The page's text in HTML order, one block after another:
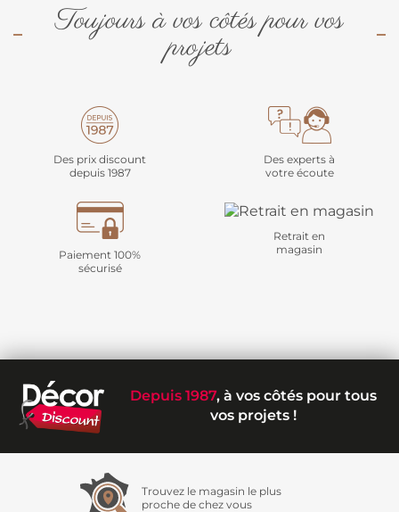
Toujours à vos côtés pour vos
projets
Des prix discount
depuis 1987
Des experts à
votre écoute
Paiement 100%
sécurisé
Retrait en
magasin
Depuis 1987, à vos côtés pour tous
vos projets !
Trouvez le magasin le plus
proche de chez vous